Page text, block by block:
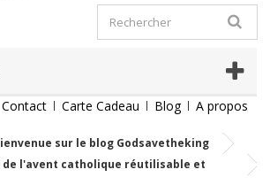
Contact Carte Cadeau Blog A propos
sur le blog Godsavetheking
de l'avent catholique réutilisable et